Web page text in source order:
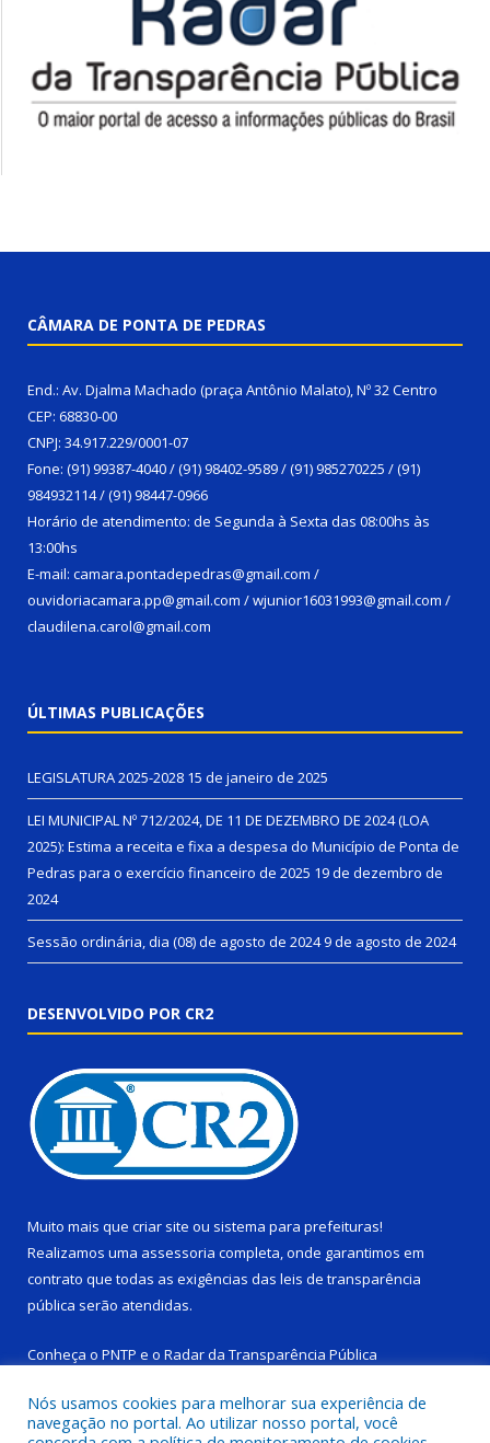
CÂMARA DE PONTA DE PEDRAS
End.: Av. Djalma Machado (praça Antônio Malato), Nº 32 Centro
CEP: 68830-00
CNPJ: 34.917.229/0001-07
Fone: (91) 99387-4040 / (91) 98402-9589 / (91) 985270225 / (91)
984932114 / (91) 98447-0966
Horário de atendimento: de Segunda à Sexta das 08:00hs às
13:00hs
E-mail: camara.pontadepedras@gmail.com /
ouvidoriacamara.pp@gmail.com / wjunior16031993@gmail.com /
claudilena.carol@gmail.com
ÚLTIMAS PUBLICAÇÕES
LEGISLATURA 2025-2028 15 de janeiro de 2025
LEI MUNICIPAL Nº 712/2024, DE 11 DE DEZEMBRO DE 2024 (LOA
2025): Estima a receita e fixa a despesa do Município de Ponta de
Pedras para o exercício financeiro de 2025 19 de dezembro de
2024
Sessão ordinária, dia (08) de agosto de 20249 de agosto de 2024
DESENVOLVIDO POR CR2
Muito mais que criar site ou sistema para prefeituras!
Realizamos uma assessoria completa, onde garantimos em
contrato que todas as exigências das leis de transparência
pública serão atendidas.
Conheça o PNTP e o Radar da Transparência Pública
Nós usamos cookies para melhorar sua experiência de
navegação no portal. Ao utilizar nosso portal, você